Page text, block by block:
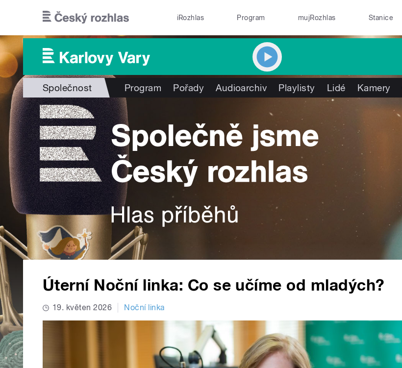
iRozhlas Program mujRozhlas Stanice
Společnost Program Pořady Audioarchiv Playlisty Lidé Kamery
Úterní Noční linka: Co se učíme od mladých?
19. květen 2026 Noční linka